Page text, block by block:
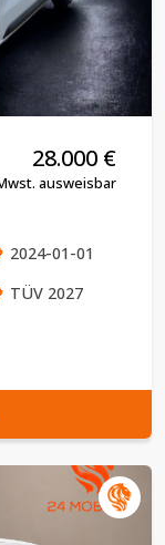
28.000 €
ausweisbar
2024-01-01
TÜV 2027